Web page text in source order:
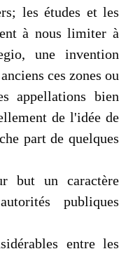
les études et les
à nous limiter à
une invention
ces zones ou
appellations bien
de l'idée de
part de quelques
but un caractère
publiques
entre les